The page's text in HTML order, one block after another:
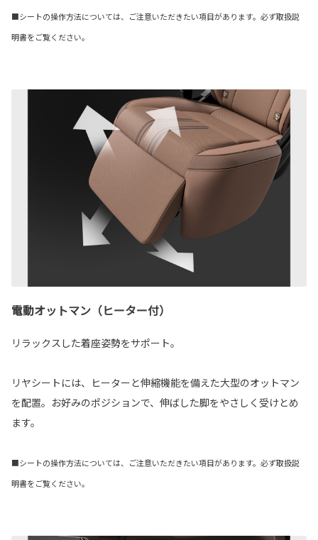
■シートの操作方法については、ご注意いただきたい項目があります。必ず取扱説
明書をご覧ください。
電動オットマン（ヒーター付）
リラックスした着座姿勢をサポート。
リヤシートには、ヒーターと伸縮機能を備えた大型のオットマン
を配置。お好みのポジションで、伸ばした脚をやさしく受けとめ
ます。
■シートの操作方法については、ご注意いただきたい項目があります。必ず取扱説
明書をご覧ください。